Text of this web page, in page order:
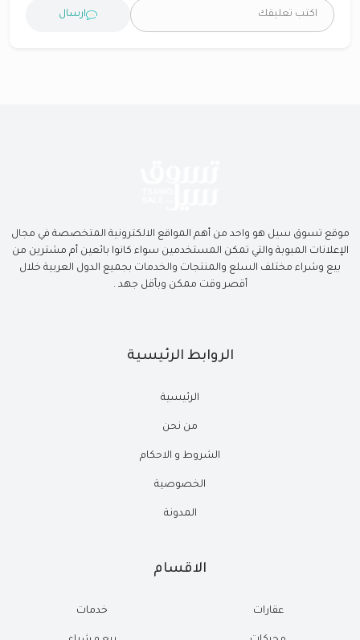
ارسال
موقع تسوق سيل هو واحد من أهم المواقع الالكترونية المتخصصة في مجال
الإعلانات المبوبة والتي تمكن المستخدمين سواء كانوا بائعين أم مشترين من
بيع وشراء مختلف السلع والمنتجات والخدمات بجميع الدول العربية خلال
أقصر وقت ممكن وبأقل جهد .
الروابط الرئيسية
الرئيسية
من نحن
الشروط و الاحكام
الخصوصية
المدونة
الاقسام
عقارات خدمات